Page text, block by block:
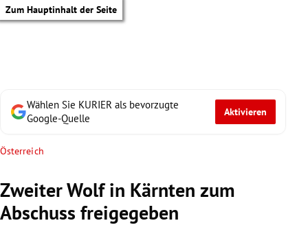
Zum Hauptinhalt der Seite
Wählen Sie KURIER als bevorzugte
Google-Quelle
Aktivieren
Österreich
Zweiter Wolf in Kärnten zum
Abschuss freigegeben